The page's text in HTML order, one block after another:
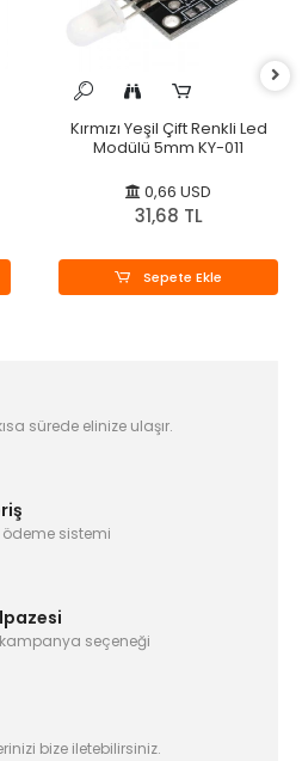
Kırmızı Yeşil Çift Renkli Led
Modülü 5mm KY-011
0,66 USD
31,68 TL
Sepete Ekle
sürede elinize ulaşır.
sistemi
seçeneği
bize iletebilirsiniz.